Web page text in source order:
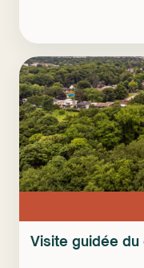
Visite guidée du